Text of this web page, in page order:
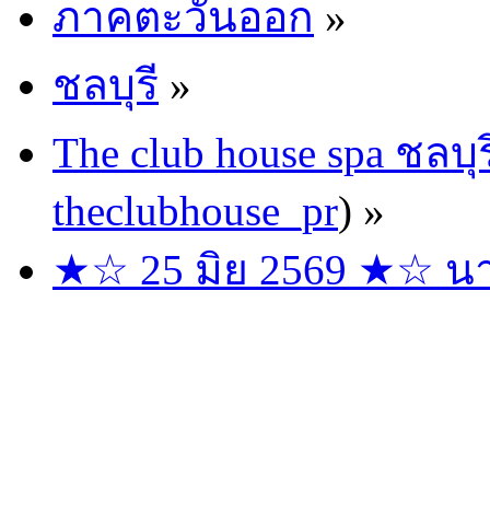
ภาคตะวันออก »
ชลบุรี »
The club house spa ช
theclubhouse_pr) »
★☆ 25 มิย 2569 ★☆ นา